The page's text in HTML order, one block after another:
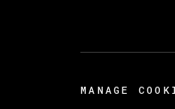
MANAGE